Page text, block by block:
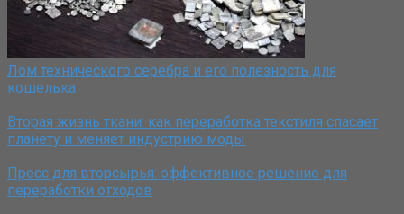
Лом технического серебра и его полезность для
кошелька
Вторая жизнь ткани: как переработка текстиля спасает
планету и меняет индустрию моды
Пресс для вторсырья: эффективное решение для
переработки отходов